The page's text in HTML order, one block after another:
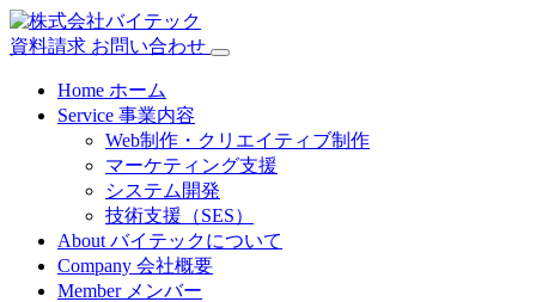
資料請求 お問い合わせ
Home ホーム
Service 事業内容
Web制作・クリエイティブ制作
マーケティング支援
システム開発
技術支援（SES）
About バイテックについて
Company 会社概要
Member メンバー